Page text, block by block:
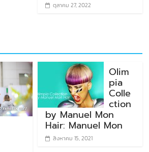
ตุลาคม 27, 2022
Olim
pia
Colle
ction
by Manuel Mon
Hair: Manuel Mon
สิงหาคม 15, 2021